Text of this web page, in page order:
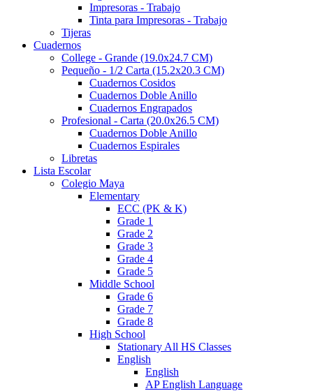
Impresoras - Trabajo
Tinta para Impresoras - Trabajo
Tijeras
Cuadernos
College - Grande (19.0x24.7 CM)
Pequeño - 1/2 Carta (15.2x20.3 CM)
Cuadernos Cosidos
Cuadernos Doble Anillo
Cuadernos Engrapados
Profesional - Carta (20.0x26.5 CM)
Cuadernos Doble Anillo
Cuadernos Espirales
Libretas
Lista Escolar
Colegio Maya
Elementary
ECC (PK & K)
Grade 1
Grade 2
Grade 3
Grade 4
Grade 5
Middle School
Grade 6
Grade 7
Grade 8
High School
Stationary All HS Classes
English
English
AP English Language